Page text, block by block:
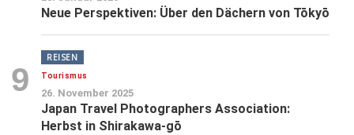
Neue Perspektiven: Über den Dächern von Tōkyō
9
REISEN
Tourismus
26. November 2025
Japan Travel Photographers Association:
Herbst in Shirakawa-gō